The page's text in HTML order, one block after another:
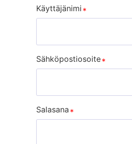
Käyttäjänimi
Sähköpostiosoite
Salasana